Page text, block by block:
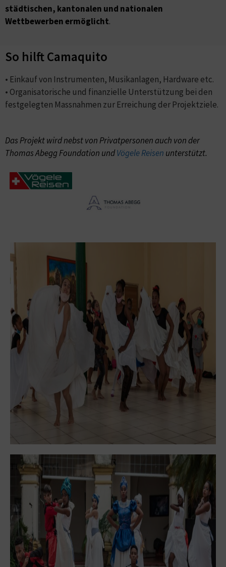
städtischen, kantonalen und nationalen
Wettbewerben ermöglicht.
So hilft Camaquito
• Einkauf von Instrumenten, Musikanlagen, Hardware etc.
• Organisatorische und finanzielle Unterstützung bei den
festgelegten Massnahmen zur Erreichung der Projektziele.
Das Projekt wird nebst von Privatpersonen auch von der
Thomas Abegg Foundation undVögele Reisen unterstützt.